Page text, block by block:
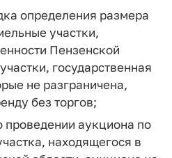
определения размера
участки,
Пензенской
государственная
не разграничена,
без торгов;
проведении аукциона по
находящегося в